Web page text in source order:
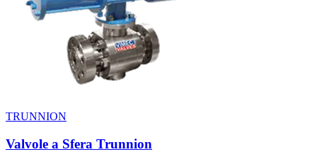
TRUNNION
Valvole a Sfera Trunnion